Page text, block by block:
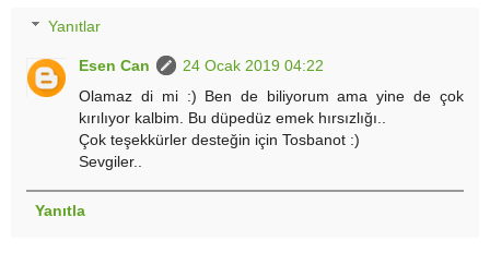
Yanıtlar
Esen Can
24 Ocak 2019 04:22
Olamaz di mi :) Ben de biliyorum ama yine de çok
kırılıyor kalbim. Bu düpedüz emek hırsızlığı..
Çok teşekkürler desteğin için Tosbanot :)
Sevgiler..
Yanıtla